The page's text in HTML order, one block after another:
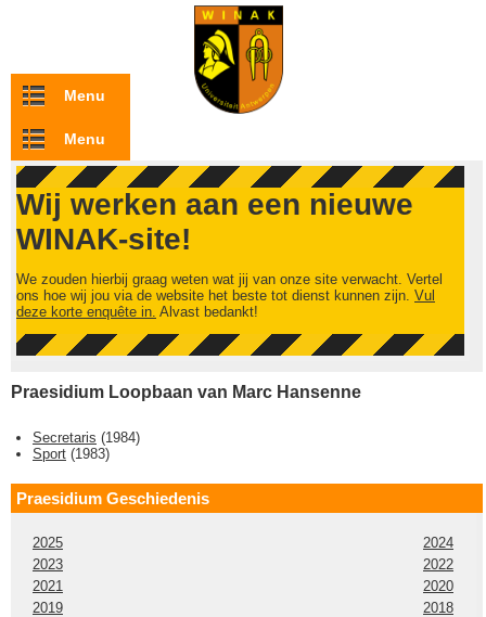
Overslaan en naar de inhoud gaan
Menu
Menu
Wij werken aan een nieuwe
WINAK-site!
We zouden hierbij graag weten wat jij van onze site verwacht. Vertel
ons hoe wij jou via de website het beste tot dienst kunnen zijn. Vul
deze korte enquête in. Alvast bedankt!
Praesidium Loopbaan van Marc Hansenne
Secretaris (1984)
Sport (1983)
Praesidium Geschiedenis
2025
2024
2023
2022
2021
2020
2019
2018